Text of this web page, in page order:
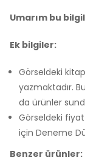
Umarım bu
Ek bilgiler:
Görseldeki
yazmaktadır.
da ürünler
Görseldeki
için Deneme
Benzer ürünler: